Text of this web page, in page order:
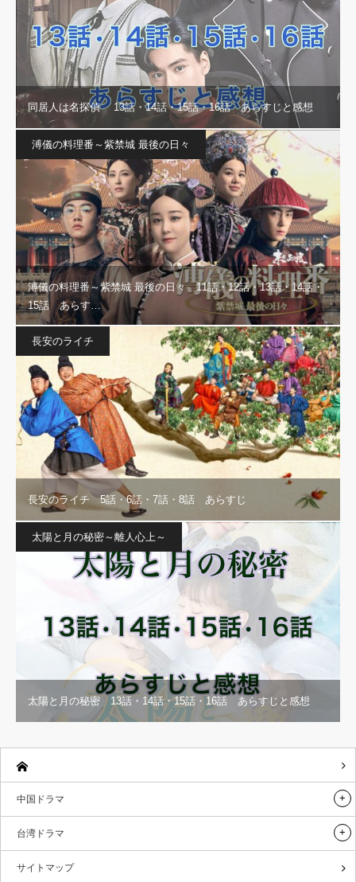
同居人は名探偵 13話・14話・15話・16話 あらすじと感想
溥儀の料理番～紫禁城 最後の日々
溥儀の料理番～紫禁城 最後の日々 11話・12話・13話・14話・
15話 あらす…
長安のライチ
長安のライチ 5話・6話・7話・8話 あらすじ
太陽と月の秘密～離人心上～
太陽と月の秘密 13話・14話・15話・16話 あらすじと感想
中国ドラマ
台湾ドラマ
サイトマップ